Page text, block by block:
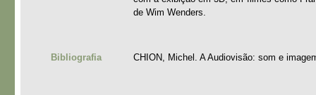
de Wim Wenders.
Bibliografia CHION, Michel. A Audiovisão: som e